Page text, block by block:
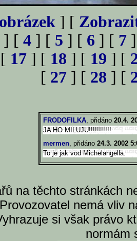
] [
] [ 4 ] [ 5 ] [ 6 ] [ 7
17 ] [ 18 ] [ 19 ] [
[ 27 ] [ 28 ] [
FRODOFILKA, přidáno 20.4.
JA HO MILUJU!!!!!!!!!!!
mermen, přidáno 24.3. 2002
To je jak vod Michelangella.
na těchto stránkách
nemá vliv
si však právo
normám